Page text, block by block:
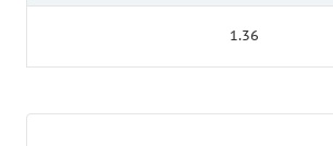
1.36